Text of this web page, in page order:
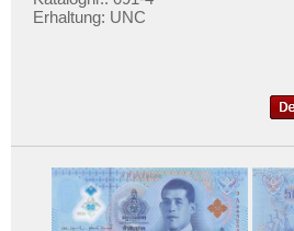
Orte mit U...
Erhaltung: UNC